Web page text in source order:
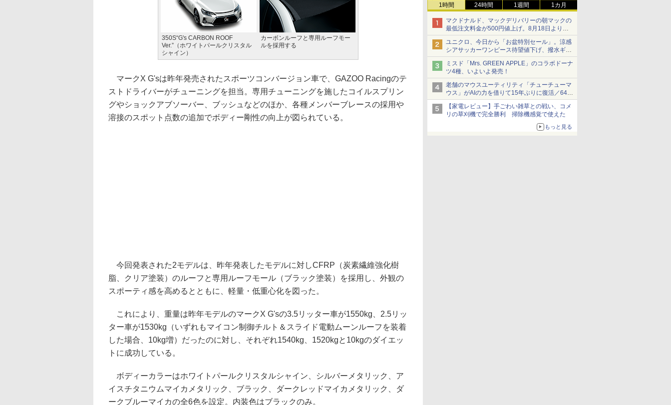
1時間 24時間 1週間 1カ月
マクドナルド、マックデリバリーの朝マックの
最低注文料金が500円値上げ。8月18日より
1,500円から受付
ユニクロ、今日から「お盆特別セール」。涼感
シアサッカーワンピース待望値下げ、撥水ギア
ショーツは1990円に
ミスド「Mrs. GREEN APPLE」のコラボドーナ
ツ4種、いよいよ発売！
老舗のマウスユーティリティ「チューチューマ
ウス」がAIの力を借りて15年ぶりに復活／64bit
化、Windows 10/11、「Chrome」も走り回
る。復活記念で2026年末まで500円
【家電レビュー】手ごわい雑草との戦い、コメ
リの草刈機で完全勝利 掃除機感覚で使えた
もっと見る
350S“G's CARBON ROOF
Ver.”（ホワイトパールクリスタル
シャイン）
カーボンルーフと専用ルーフモー
ルを採用する
マークX G'sは昨年発売されたスポーツコンバージョン車で、GAZOO Racingのテ
ストドライバーがチューニングを担当。専用チューニングを施したコイルスプリン
グやショックアブソーバー、ブッシュなどのほか、各種メンバーブレースの採用や
溶接のスポット点数の追加でボディー剛性の向上が図られている。
今回発表された2モデルは、昨年発表したモデルに対しCFRP（炭素繊維強化樹
脂、クリア塗装）のルーフと専用ルーフモール（ブラック塗装）を採用し、外観の
スポーティ感を高めるとともに、軽量・低重心化を図った。
これにより、重量は昨年モデルのマークX G'sの3.5リッター車が1550kg、2.5リッ
ター車が1530kg（いずれもマイコン制御チルト＆スライド電動ムーンルーフを装着
した場合、10kg増）だったのに対し、それぞれ1540kg、1520kgと10kgのダイエッ
トに成功している。
ボディーカラーはホワイトパールクリスタルシャイン、シルバーメタリック、ア
イスチタニウムマイカメタリック、ブラック、ダークレッドマイカメタリック、ダ
ークブルーマイカの全6色を設定。内装色はブラックのみ。